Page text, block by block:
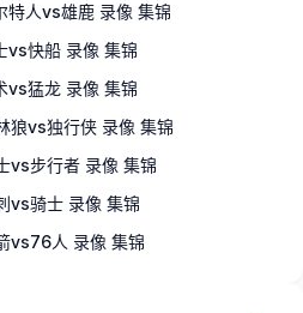
特人vs雄鹿 录像 集锦
vs快船 录像 集锦
vs猛龙 录像 集锦
狼vs独行侠 录像 集锦
vs步行者 录像 集锦
vs骑士 录像 集锦
vs76人 录像 集锦